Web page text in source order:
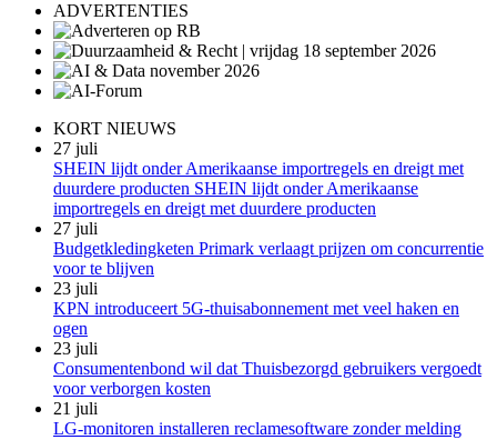
ADVERTENTIES
KORT NIEUWS
27 juli
SHEIN lijdt onder Amerikaanse importregels en dreigt met
duurdere producten SHEIN lijdt onder Amerikaanse
importregels en dreigt met duurdere producten
27 juli
Budgetkledingketen Primark verlaagt prijzen om concurrentie
voor te blijven
23 juli
KPN introduceert 5G-thuisabonnement met veel haken en
ogen
23 juli
Consumentenbond wil dat Thuisbezorgd gebruikers vergoedt
voor verborgen kosten
21 juli
LG-monitoren installeren reclamesoftware zonder melding